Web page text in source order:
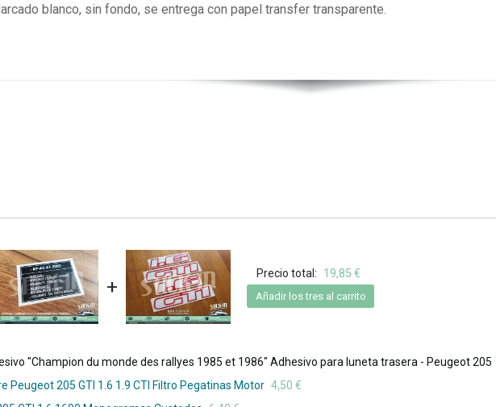
blanco, sin fondo, se entrega con papel transfer transparente.
+
Precio total: 19,85 €
Añadir los tres al carrito
"Champion du monde des rallyes 1985 et 1986" Adhesivo para luneta trasera - Peugeot 205
Peugeot 205 GTI 1.6 1.9 CTI Filtro Pegatinas Motor 4,50 €